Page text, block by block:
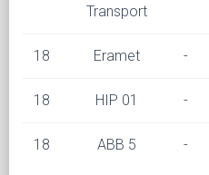
Transport
18 Eramet -
18 HIP 01 -
18 ABB 5 -